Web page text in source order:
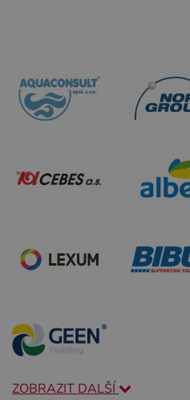
ZOBRAZIT DALŠÍ